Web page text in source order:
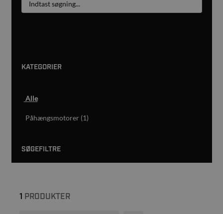
KATEGORIER
Alle
Påhængsmotorer (1)
SØGEFILTRE
1 PRODUKTER